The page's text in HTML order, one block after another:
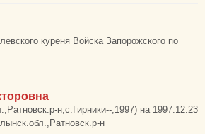
куреня Войска Запорожского по
н,с.Гирники--,1997) на 1997.12.23
н